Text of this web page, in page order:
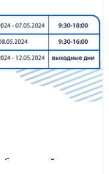
в майские